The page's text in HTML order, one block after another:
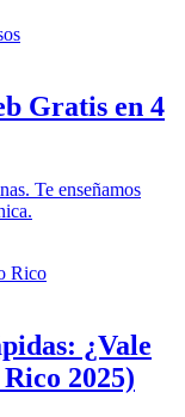
Gratis en 4
Te enseñamos
¿Vale
2025)